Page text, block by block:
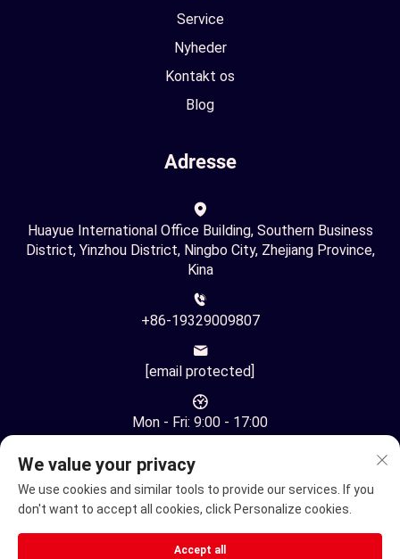
Service
Nyheder
Kontakt os
Blog
Adresse
Huayue International Office Building, Southern Business
District, Yinzhou District, Ningbo City, Zhejiang Province,
Kina
+86-19329009807
[email protected]
Mon - Fri: 9:00 - 17:00
Copyright © Ningbo Youhuan Automation Technology Co., Ltd.
We value your privacy
We use cookies and similar tools to provide our services. If you
don't want to accept all cookies, click Personalize cookies.
Accept all